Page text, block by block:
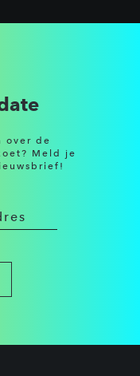
over de
Meld je